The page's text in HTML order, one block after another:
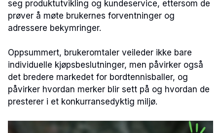
seg produktutvikling og kundeservice, ettersom de
prøver å møte brukernes forventninger og
adressere bekymringer.
Oppsummert, brukeromtaler veileder ikke bare
individuelle kjøpsbeslutninger, men påvirker også
det bredere markedet for bordtennisballer, og
påvirker hvordan merker blir sett på og hvordan de
presterer i et konkurransedyktig miljø.